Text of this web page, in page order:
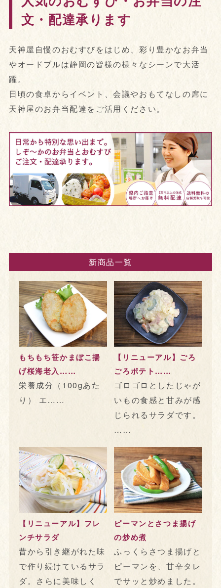
文・配達承ります
天神屋自慢のおむすびをはじめ、彩り豊かなお弁当
やオードブルは静岡の皆様の様々なシーンで大活
躍。
日頃の食卓からイベント、会議やおもてなしの席に
天神屋のお弁当配達をご活用ください。
新商品一覧
もちもち笹かまぼこ揚
げ桜海老入……
栄養成分（100gあた
り） エ……
【リニューアル】ごろ
ごろポテト……
ゴロゴロとしたじゃが
いもの食感と甘みが感
じられるサラダです。
……
【リニューアル】フレ
ンチサラダ
昔から引き継がれた味
で作り続けているサラ
ダ。さらに美味しく
ピーマンとさつま揚げ
の炒め煮
ふっくらさつま揚げと
ピーマンを、甘辛タレ
でサッと炒めました。